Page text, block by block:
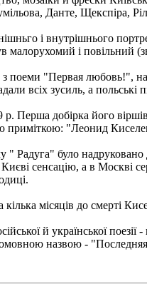
Данте, Щекспіра,
і внутрішнього
малорухомий і
поеми "Первая любовь!",
всіх зусиль, а
Перша добірка його
приміткою: "Леонид
" Радуга" було
сенсацію, а в Москві
кілька місяців до смерті
й української
назвою -